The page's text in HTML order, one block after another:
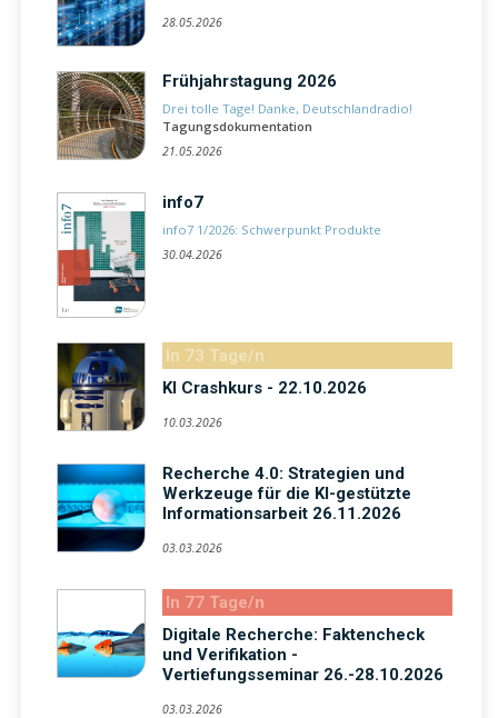
28.05.2026
Frühjahrstagung 2026
Drei tolle Tage! Danke, Deutschlandradio!
Tagungsdokumentation
21.05.2026
info7
info7 1/2026: Schwerpunkt Produkte
30.04.2026
In 73 Tage/n
KI Crashkurs - 22.10.2026
10.03.2026
Recherche 4.0: Strategien und
Werkzeuge für die KI-gestützte
Informationsarbeit 26.11.2026
03.03.2026
In 77 Tage/n
Digitale Recherche: Faktencheck
und Verifikation -
Vertiefungsseminar 26.-28.10.2026
03.03.2026